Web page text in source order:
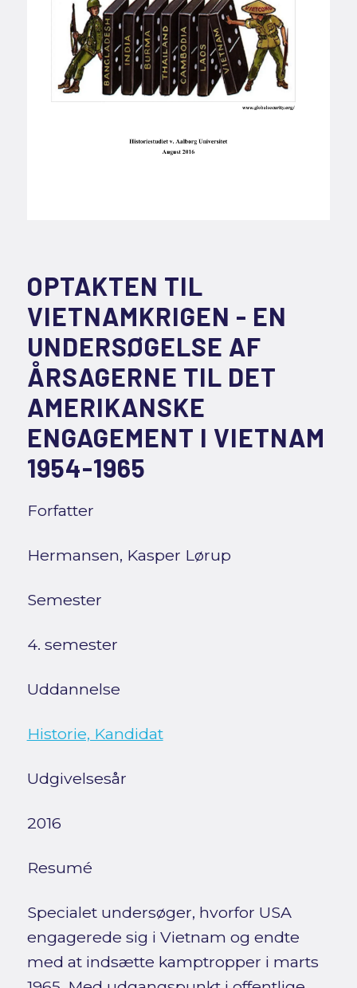
OPTAKTEN TIL
VIETNAMKRIGEN - EN
UNDERSØGELSE AF
ÅRSAGERNE TIL DET
AMERIKANSKE
ENGAGEMENT I VIETNAM
1954-1965
Forfatter
Hermansen, Kasper Lørup
Semester
4. semester
Uddannelse
Historie, Kandidat
Udgivelsesår
2016
Resumé
Specialet undersøger, hvorfor USA
engagerede sig i Vietnam og endte
med at indsætte kamptropper i marts